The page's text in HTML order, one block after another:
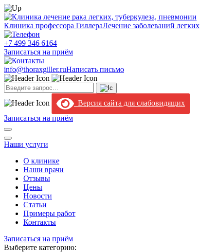
Клиника профессора ГиллераЛечение заболеваний легких
+7 499 346 6164
Записаться на приём
info@thoraxgiller.ruНаписать письмо
Версия сайта для слабовидящих
Записаться на приём
Наши услуги
О клинике
Наши врачи
Отзывы
Цены
Новости
Статьи
Примеры работ
Контакты
Записаться на приём
Выберите категорию: